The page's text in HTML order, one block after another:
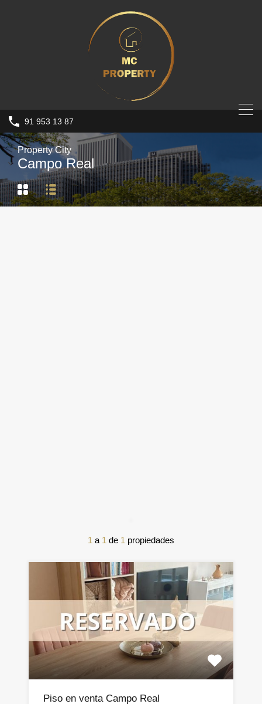
91 953 13 87
Property City
Campo Real
1 a 1 de 1 propiedades
Piso en venta Campo Real